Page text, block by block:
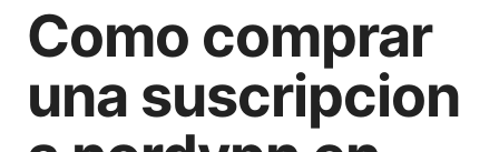
Como comprar
una suscripcion